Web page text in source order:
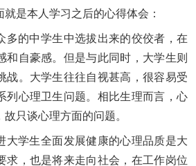
是本人学习之后的心得体会：
多的中学生中选拔出来的佼佼者，在
和自豪感。但是与此同时，大学生则
战。大学生往往自视甚高，很容易受
列心理卫生问题。相比生理而言，心
只谈心理方面的问题。
大学生全面发展健康的心理品质是大
求，也是将来走向社会，在工作岗位